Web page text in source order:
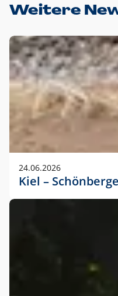
Weitere
24.06.2026
Kiel –